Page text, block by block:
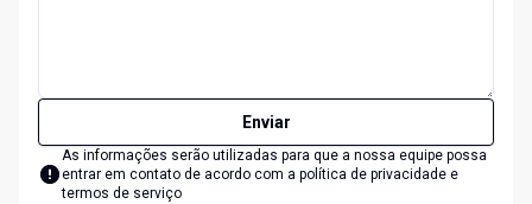
Enviar
As informações serão utilizadas para que a nossa equipe possa
entrar em contato de acordo com a política de privacidade e
termos de serviço